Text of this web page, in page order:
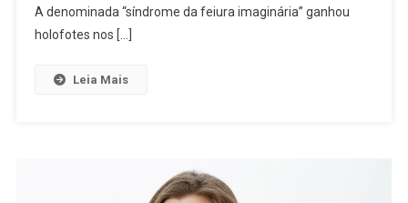
A denominada “síndrome da feiura imaginária” ganhou
holofotes nos […]
Leia Mais